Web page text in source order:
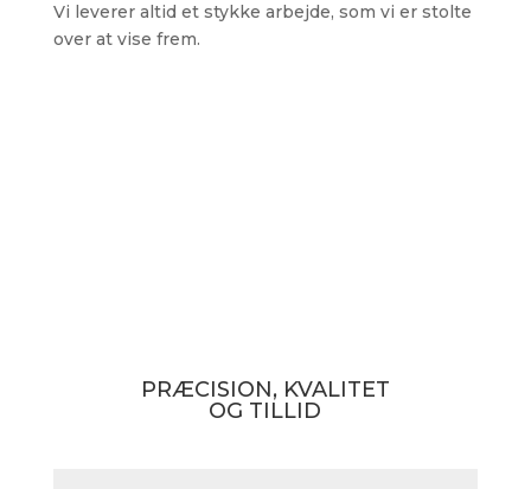
Vi leverer altid et stykke arbejde, som vi er stolte
over at vise frem.
PRÆCISION, KVALITET
OG TILLID